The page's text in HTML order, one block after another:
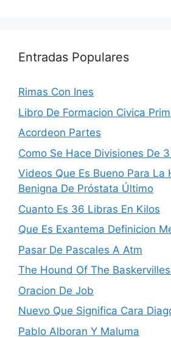
Entradas Populares
Rimas Con Ines
Libro De Formacion Civica
Acordeon Partes
Como Se Hace Divisiones De
Videos Que Es Bueno Para La
Benigna De Próstata Último
Cuanto Es 36 Libras En Kilos
Que Es Exantema Definicion
Pasar De Pascales A Atm
The Hound Of The
Oracion De Job
Nuevo Que Significa Cara
Pablo Alboran Y Maluma